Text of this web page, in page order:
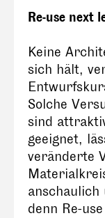
Re-use next
Keine
sich hält,
Solche
sind
geeignet,
veränderte
denn Re-